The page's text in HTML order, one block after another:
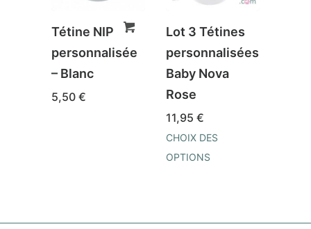
Tétine NIP
personnalisée
– Blanc
5,50 €
Lot 3 Tétines
personnalisées
Baby Nova
Rose
11,95 €
CHOIX DES
OPTIONS